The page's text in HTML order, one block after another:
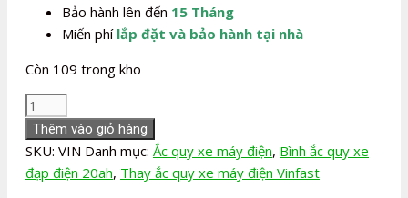
Bảo hành lên đến 15 Tháng
Miến phí lắp đặt và bảo hành tại nhà
Còn 109 trong kho
Thay
ắc
quy
xe
Thêm vào giỏ hàng
SKU: VIN Danh mục: Ắc quy xe máy điện, Bình ắc quy xe
đạp điện 20ah, Thay ắc quy xe máy điện Vinfast